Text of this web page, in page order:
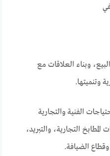
وبناء العلاقات مع
وتنميتها.
الفنية والتجارية
التجارية، والتبريد،
الضيافة.